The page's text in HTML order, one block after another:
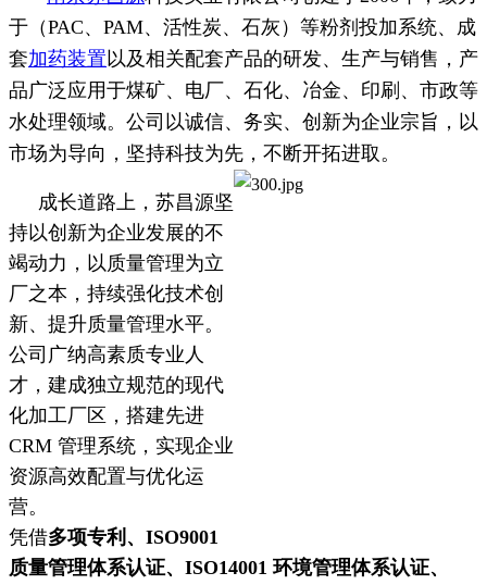
于（PAC、PAM、活性炭、石灰）等粉剂投加系统、成
套加药装置 以及相关配套产品的研发、生产与销售，产
品广泛应用于煤矿、电厂、石化、冶金、印刷、市政等
水处理领域。公司以诚信、务实、创新为企业宗旨，以
市场为导向，坚持科技为先，不断开拓进取。
成长道路上，苏昌源坚
持以创新为企业发展的不
竭动力，以质量管理为立
厂之本，持续强化技术创
新、提升质量管理水平。
公司广纳高素质专业人
才，建成独立规范的现代
化加工厂区，搭建先进
CRM 管理系统，实现企业
资源高效配置与优化运
营。
凭借多项专利、ISO9001
质量管理体系认证、ISO14001 环境管理体系认证、